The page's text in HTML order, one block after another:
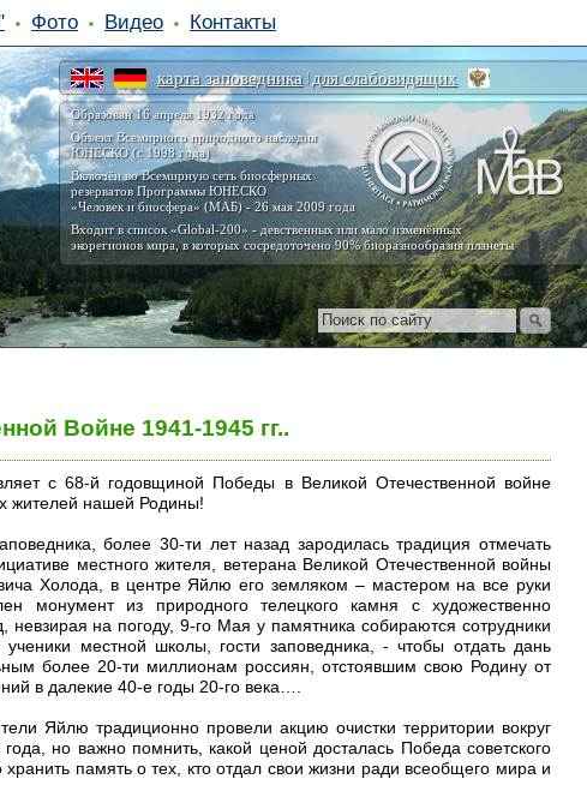
карта заповедника | для слабовидящих
Образован 16 апреля 1932 года
Объект Всемирного природного наследия
ЮНЕСКО (с 1998 года)
Включён во Всемирную сеть биосферных
резерватов Программы ЮНЕСКО
«Человек и биосфера» (МАБ) - 26 мая 2009 года
Входит в список «Global-200» - девственных или мало изменённых
экорегионов мира, в которых сосредоточено 90% биоразнообразия планеты
Фото Видео Контакты
Войне 1941-1945 гг..
с 68-й годовщиной Победы в Великой Отечественной войне
жителей нашей Родины!
более 30-ти лет назад зародилась традиция отмечать
местного жителя, ветерана Великой Отечественной войны
Холода, в центре Яйлю его земляком – мастером на все руки
монумент из природного телецкого камня с художественно
на погоду, 9-го Мая у памятника собираются сотрудники
местной школы, гости заповедника, - чтобы отдать дань
более 20-ти миллионам россиян, отстоявшим свою Родину от
в далекие 40-е годы 20-го века….
Яйлю традиционно провели акцию очистки территории вокруг
но важно помнить, какой ценой досталась Победа советского
память о тех, кто отдал свои жизни ради всеобщего мира и